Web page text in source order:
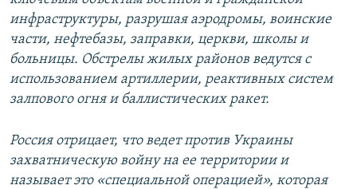
инфраструктуры, разрушая аэродромы, воинские
части, нефтебазы, заправки, церкви, школы и
больницы. Обстрелы жилых районов ведутся с
использованием артиллерии, реактивных систем
залпового огня и баллистических ракет.
Россия отрицает, что ведет против Украины
захватническую войну на ее территории и
называет это «специальной операцией», которая